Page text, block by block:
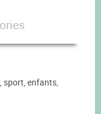
sport, enfants,